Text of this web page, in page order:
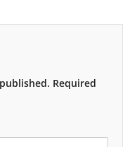
Required